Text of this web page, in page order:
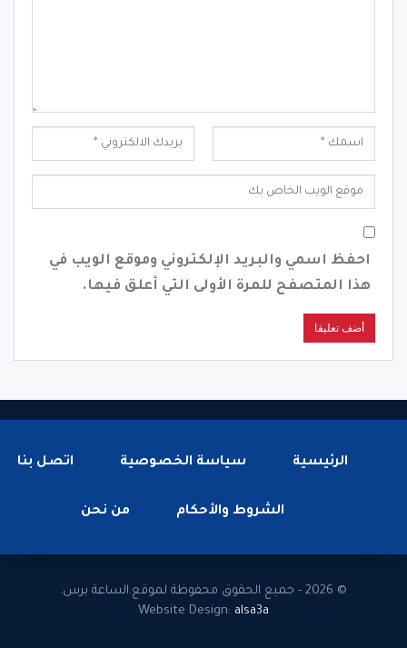
احفظ اسمي والبريد الإلكتروني وموقع الويب في
هذا المتصفح للمرة الأولى التي أعلق فيها.
الرئيسية سياسة الخصوصية اتصل بنا
الشروط والأحكام من نحن
© 2026 - جميع الحقوق محفوظة لموقع.الساعة برس.
Website Design: alsa3a